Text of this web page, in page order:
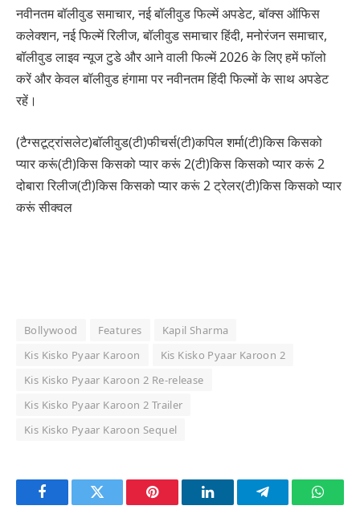
नवीनतम बॉलीवुड समाचार, नई बॉलीवुड फिल्में अपडेट, बॉक्स ऑफिस
कलेक्शन, नई फिल्में रिलीज, बॉलीवुड समाचार हिंदी, मनोरंजन समाचार,
बॉलीवुड लाइव न्यूज टुडे और आने वाली फिल्में 2026 के लिए हमें फॉलो
करें और केवल बॉलीवुड हंगामा पर नवीनतम हिंदी फिल्मों के साथ अपडेट
रहें।
(टैग्सटूट्रांसलेट)बॉलीवुड(टी)फीचर्स(टी)कपिल शर्मा(टी)किस किसको
प्यार करूं(टी)किस किसको प्यार करूं 2(टी)किस किसको प्यार करूं 2
दोबारा रिलीज(टी)किस किसको प्यार करूं 2 ट्रेलर(टी)किस किसको प्यार
करूं सीक्वल
Bollywood Features
Kapil Sharma
Kis Kisko Pyaar Karoon
Kis Kisko Pyaar Karoon 2
Kis Kisko Pyaar Karoon 2 Re-release
Kis Kisko Pyaar Karoon 2 Trailer
Kis Kisko Pyaar Karoon Sequel
FacebookTwitter Pinterest LinkedInTelegram